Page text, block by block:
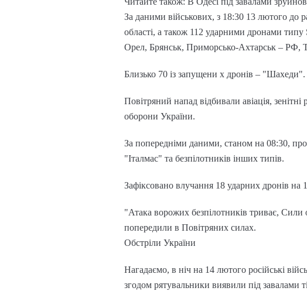
За даними військових, з 18:30 13 лютого до
області, а також 112 ударними дронами типу
Орел, Брянськ, Приморсько-Ахтарськ –
Близько 70 із запущени х дронів – "Шахеди".
Повітряний напад відбивали авіація,
оборони України.
За попередніми даними, станом на 08:30,
"Італмас" та безпілотників інших типів.
Зафіксовано влучання 18 ударних дронів на
"Атака ворожих безпілотників триває,
попередили в Повітряних силах.
Обстріли України
Нагадаємо, в ніч на 14 лютого російські
згодом рятувальники виявили під завалами